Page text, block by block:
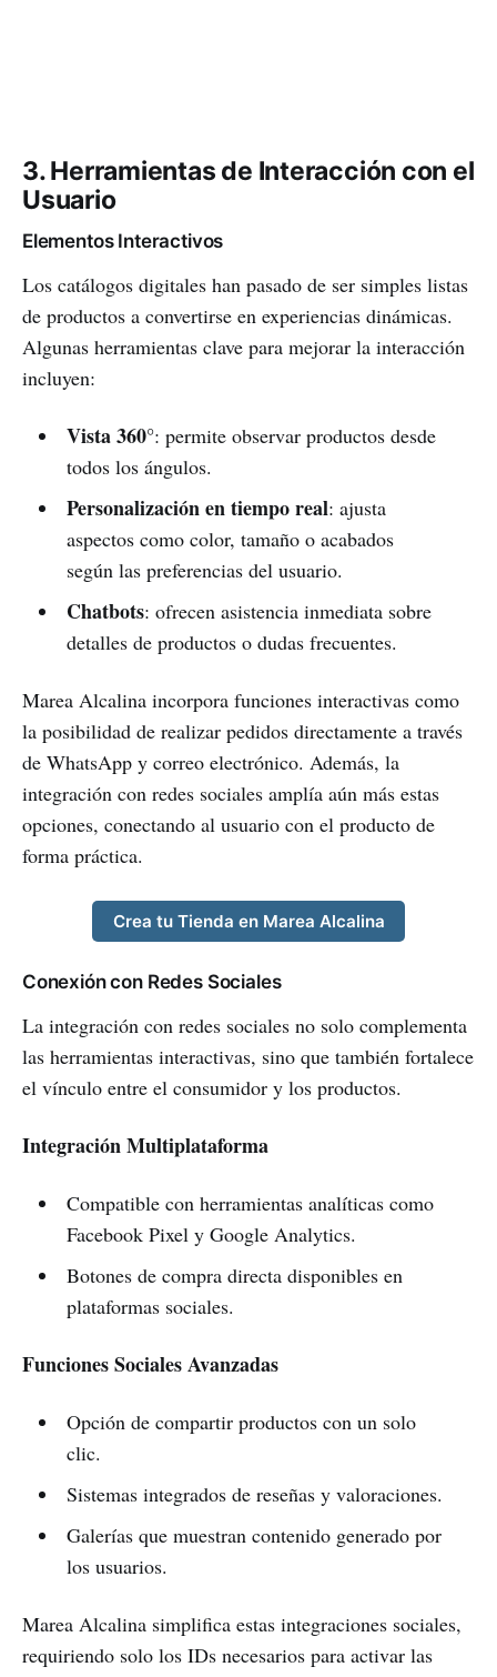
3. Herramientas de Interacción con el
Usuario
Elementos Interactivos
Los catálogos digitales han pasado de ser simples listas
de productos a convertirse en experiencias dinámicas.
Algunas herramientas clave para mejorar la interacción
incluyen:
Vista 360°: permite observar productos desde
todos los ángulos.
Personalización en tiempo real: ajusta
aspectos como color, tamaño o acabados
según las preferencias del usuario.
Chatbots: ofrecen asistencia inmediata sobre
detalles de productos o dudas frecuentes.
Marea Alcalina incorpora funciones interactivas como
la posibilidad de realizar pedidos directamente a través
de WhatsApp y correo electrónico. Además, la
integración con redes sociales amplía aún más estas
opciones, conectando al usuario con el producto de
forma práctica.
Crea tu Tienda en Marea Alcalina
Conexión con Redes Sociales
La integración con redes sociales no solo complementa
las herramientas interactivas, sino que también fortalece
el vínculo entre el consumidor y los productos.
Integración Multiplataforma
Compatible con herramientas analíticas como
Facebook Pixel y Google Analytics.
Botones de compra directa disponibles en
plataformas sociales.
Funciones Sociales Avanzadas
Opción de compartir productos con un solo
clic.
Sistemas integrados de reseñas y valoraciones.
Galerías que muestran contenido generado por
los usuarios.
Marea Alcalina simplifica estas integraciones sociales,
requiriendo solo los IDs necesarios para activar las